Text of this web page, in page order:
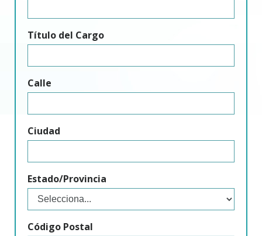
Título del Cargo
Calle
Ciudad
Estado/Provincia
Código Postal